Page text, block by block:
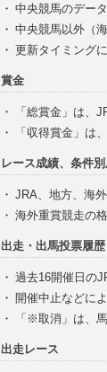
・ 中央競馬のデー
・ 中央競馬以外（
・ 更新タイミング
賞金
・
「総賞金」は、
・
「収得賞金」は
レース成績、条件
・ JRA、地方、海
・ 海外重賞競走の
出走・出馬投票履歴
・ 過去16開催日の
・ 開催中止などに
・
「※取消」は、
出走レース